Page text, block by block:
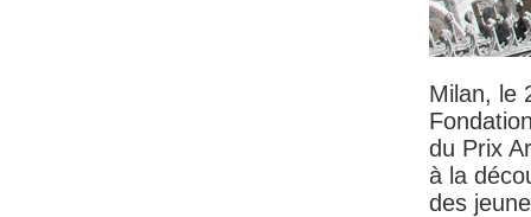
Milan, le
du Prix
à la
des